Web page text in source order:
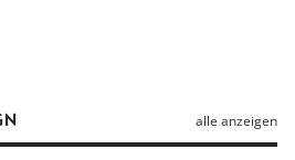
alle anzeigen